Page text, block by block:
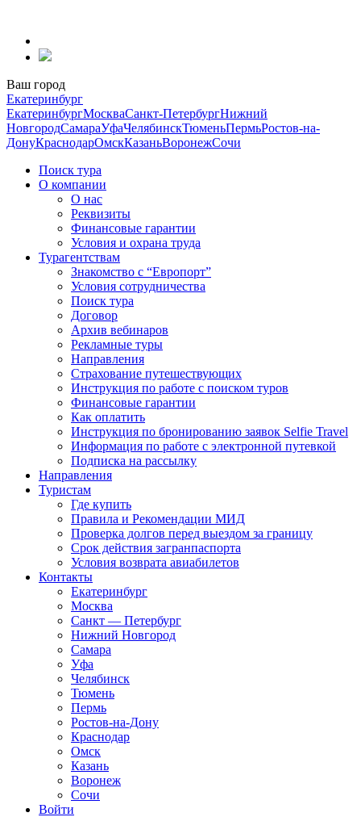
содержанию
Ваш город
Екатеринбург
ЕкатеринбургМоскваСанкт-ПетербургНижний
НовгородСамараУфаЧелябинскТюменьПермьРостов-на-
ДонуКраснодарОмскКазаньВоронежСочи
Поиск тура
О компании
О нас
Реквизиты
Финансовые гарантии
Условия и охрана труда
Турагентствам
Знакомство с “Европорт”
Условия сотрудничества
Поиск тура
Договор
Архив вебинаров
Рекламные туры
Направления
Страхование путешествующих
Инструкция по работе с поиском туров
Финансовые гарантии
Как оплатить
Инструкция по бронированию заявок Selfie Travel
Информация по работе с электронной путевкой
Подписка на рассылку
Направления
Туристам
Где купить
Правила и Рекомендации МИД
Проверка долгов перед выездом за границу
Срок действия загранпаспорта
Условия возврата авиабилетов
Контакты
Екатеринбург
Москва
Санкт — Петербург
Нижний Новгород
Самара
Уфа
Челябинск
Тюмень
Пермь
Ростов-на-Дону
Краснодар
Омск
Казань
Воронеж
Сочи
Войти